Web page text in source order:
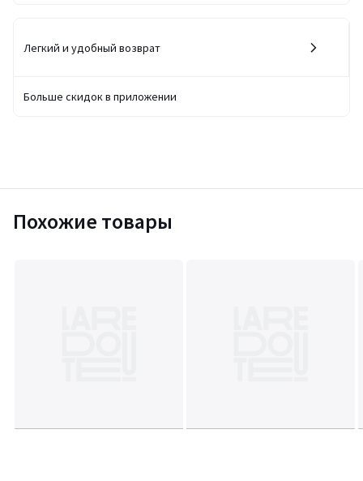
Легкий и удобный возврат
Больше скидок в приложении
Похожие товары